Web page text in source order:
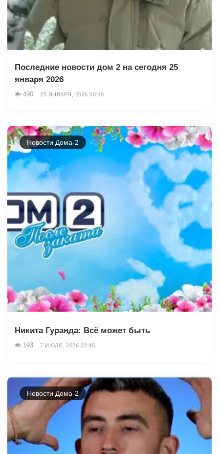
Последние новости дом 2 на сегодня 25
января 2026
490 25 ЯНВАРЯ, 2026 00:40
Новости Дома-2
Никита Гуранда: Всё может быть
193 7 ИЮЛЯ, 2026 22:45
Новости Дома-2